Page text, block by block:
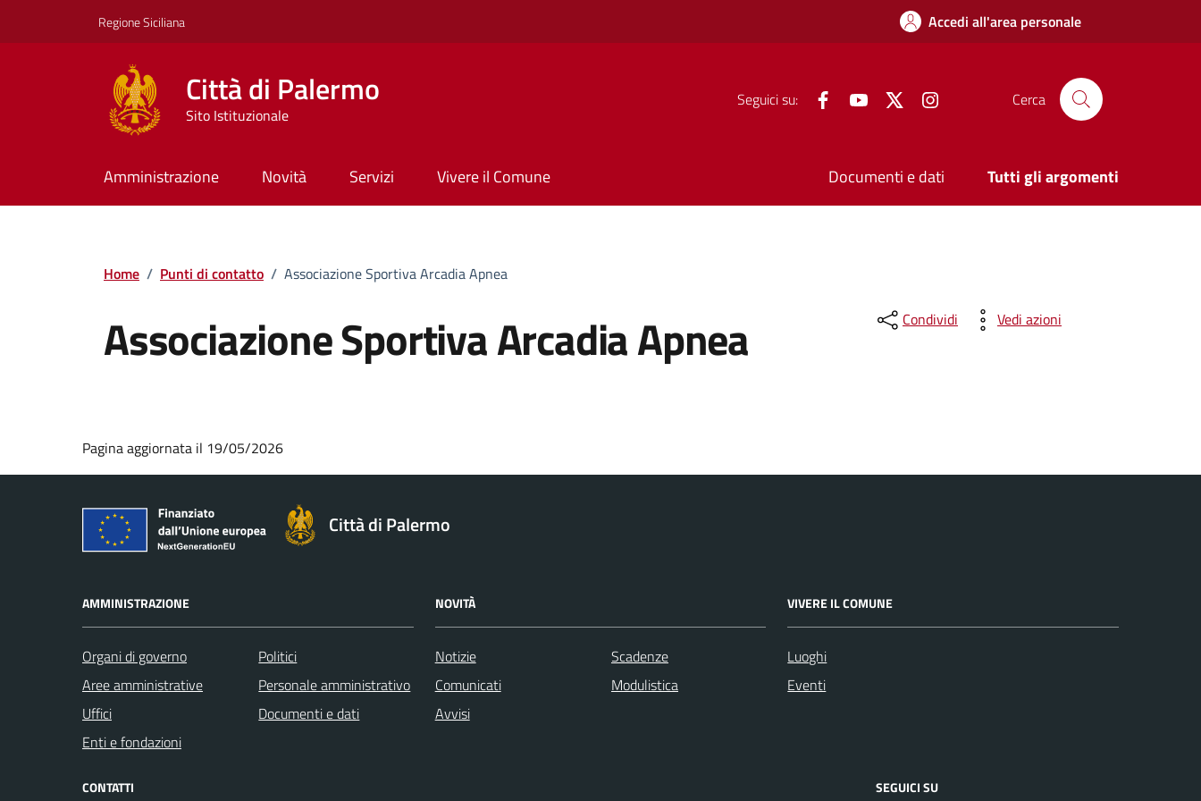
Regione Siciliana Accedi all'area personale
Città di Palermo
Sito Istituzionale
Seguici su: FacebookYouTube Twitter Cerca
Amministrazione Novità Servizi Vivere il Comune Documenti e dati Tutti gli argomenti
Home / Punti di contatto / Associazione Sportiva Arcadia Apnea
Associazione Sportiva Arcadia Apnea Condividi Vedi azioni
Pagina aggiornata il 19/05/2026
Città di Palermo
AMMINISTRAZIONE
Organi di governo
Aree amministrative
Uffici
Enti e fondazioni
Politici
Personale amministrativo
Documenti e dati
NOVITÀ
Notizie
Comunicati
Avvisi
Scadenze
Modulistica
VIVERE IL COMUNE
Luoghi
Eventi
CONTATTI SEGUICI SU